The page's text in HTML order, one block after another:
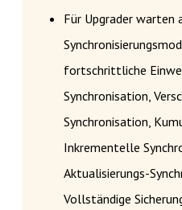
Für Upgrader
fortschrittliche
Synchronisation,
Synchronisation,
Inkrementelle
Aktualisierungs-
Vollständige